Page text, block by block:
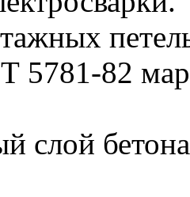
петель
5781-82